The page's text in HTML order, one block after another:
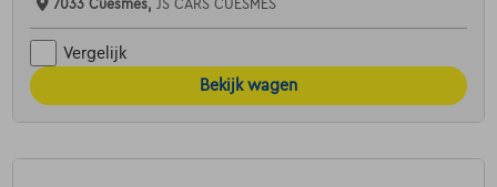
7033 Cuesmes, JS CARS CUESMES
Vergelijk
Bekijk wagen